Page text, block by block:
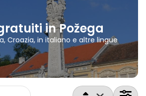
in Požega
Croazia, in italiano e altre lingue